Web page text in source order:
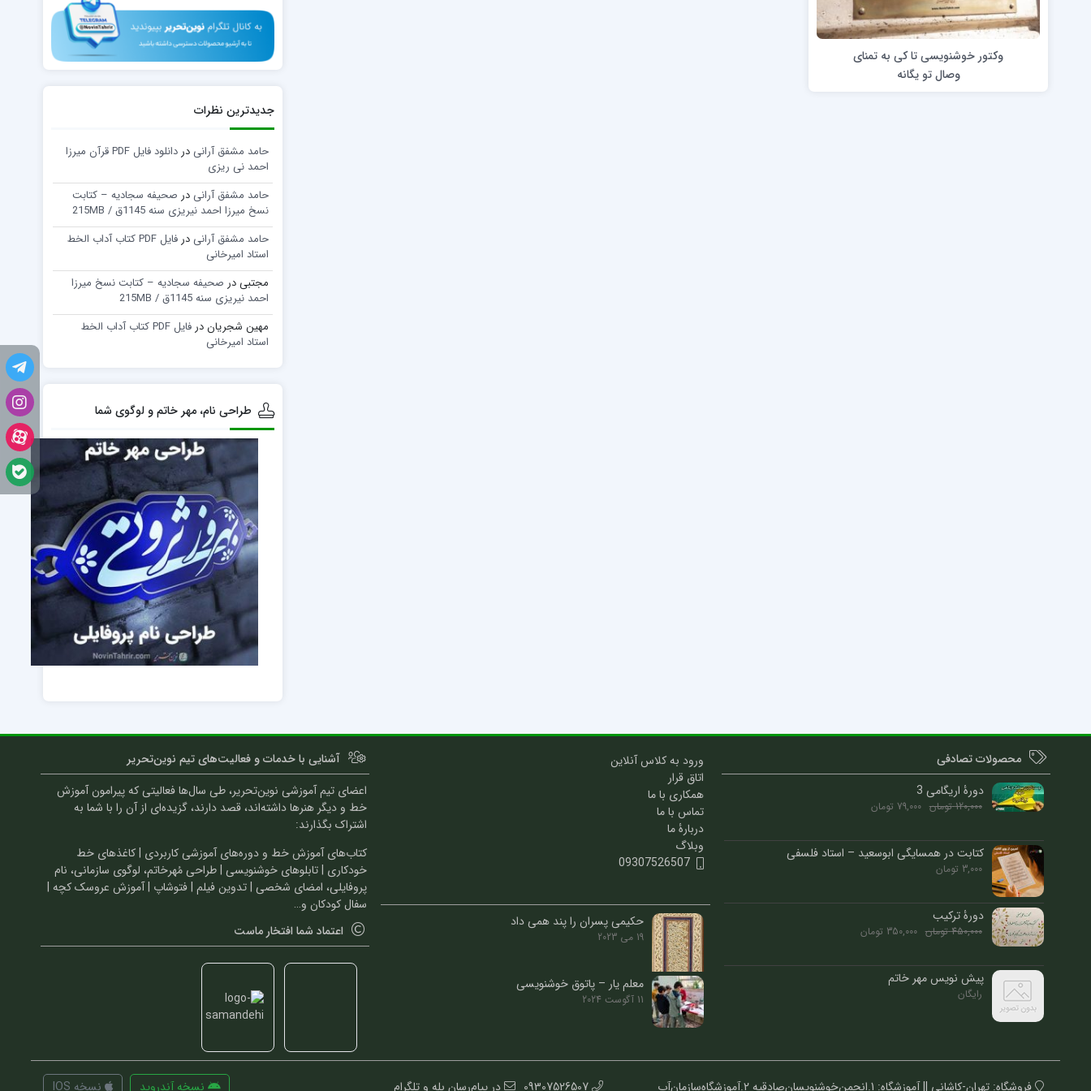
دورۀ کرسیو1وکتور خوشنویسی تا کی به تمنای
وصال تو یگانه
جدیدترین نظرات
حامد مشفق آرانی در
دانلود فایل PDF قرآن میرزا
احمد نی ریزی
حامد مشفق آرانی در صحیفه سجادیه – کتابت
نسخ میرزا احمد نیریزی سنه 1145ق / 215MB
حامد مشفق آرانی در
فایل PDF کتاب آداب الخط
استاد امیرخانی
مجتبیدر صحیفه سجادیه – کتابت نسخ میرزا
احمد نیریزی سنه 1145ق / 215MB
مهین شجریاندر
فایل PDF کتاب آداب الخط
استاد امیرخانی
طراحی نام، مهر خاتم و لوگوی شما
محصولات تصادفی
دورۀ اریگامی 3
120,000 تومان 79,000 تومان
کتابت در همسایگی ابوسعید – استاد فلسفی
3,000 تومان
دورۀ ترکیب
450,000 تومان 350,000 تومان
پیش نویس مهر خاتم
رایگان
ورود به کلاس آنلاین
اتاق قرار
همکاری با ما
تماس با ما
دربارۀ ما
وبلاگ
09307526507
حکیمی پسران را پند همی داد
19 می 2023
معلم یار – پاتوق خوشنویسی
11 آگوست 2024
آشنایی با خدمات و فعالیت‌های تیم نوین‌تحریر
اعضای تیم آموزشی نوین‌تحریر، طی سال‌ها فعالیتی که پیرامون آموزش
خط و دیگر هنرها داشته‌اند، قصد دارند، گزیده‌ای از آن را با شما به
اشتراک بگذارند:
کتاب‌های آموزش خط و دوره‌های آموزشی کاربردی | کاغذهای خط
خودکاری | تابلوهای خوشنویسی | طراحی مُهرخاتم، لوگوی سازمانی، نام
پروفایلی، امضای شخصی | تدوین فیلم | فتوشاپ | آموزش عروسک کچه |
سفال کودکان و…
اعتماد شما افتخار ماست
فروشگاه: تهران-کاشانی || آموزشگاه: 1.انجمن‌خوشنویسان‌صادقیه 2.آموزشگاه‌سازمان‌آب 09307526507 در پیام‌رسان بله و تلگرام نسخه آندروید نسخه IOS